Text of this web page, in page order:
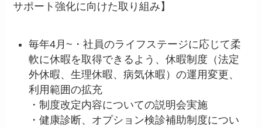
サポート強化に向けた取り組み】
毎年4月~・社員のライフステージに応じて柔
軟に休暇を取得できるよう、休暇制度（法定
外休暇、生理休暇、病気休暇）の運用変更、
利用範囲の拡充
・制度改定内容についての説明会実施
・健康診断、オプション検診補助制度につい